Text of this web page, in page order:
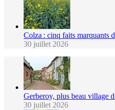
Colza : cinq faits marquants
30 juillet 2026
Gerberoy, plus beau village
30 juillet 2026